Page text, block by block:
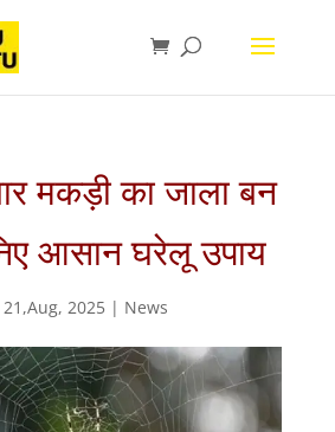
मकड़ी का जाला बन
आसान घरेलू उपाय
21,Aug, 2025| News